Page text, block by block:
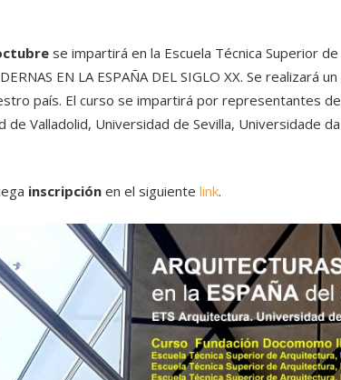
se impartirá en la Escuela Técnica Superior
EN LA ESPAÑA DEL SIGLO XX. Se realizará
país. El curso se impartirá por representantes
Valladolid, Universidad de Sevilla, Universidade
inscripción en el siguiente link.